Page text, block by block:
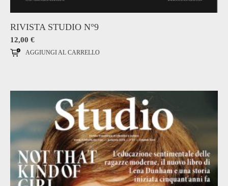
RIVISTA STUDIO N°9
12,00 €
AGGIUNGI AL CARRELLO